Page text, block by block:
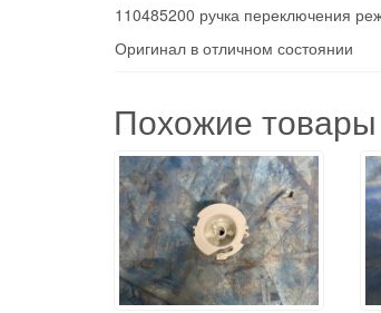
110485200 ручка переключения
Оригинал в отличном состоянии
Похожие товары